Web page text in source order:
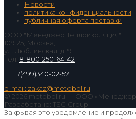
Новости
политика конфиденциальности
публичная оферта поставки
ООО "Менеджер Теплоизоляция"
109125, Москва,
ул. Люблинская, д. 9
тел. 8-800-250-64-42
7(499)340-02-57
e-mail: zakaz@metobol.ru
© 2026 metobol.ru — ООО «Менеджер
Разработано: TSG Group
Закрывая это уведомление и